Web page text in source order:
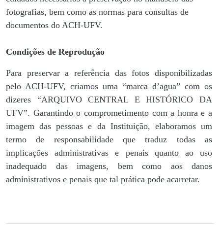
fotografias, bem como as normas para consultas de
documentos do ACH-UFV.
Condições de Reprodução
Para preservar a referência das fotos disponibilizadas
pelo ACH-UFV, criamos uma “marca d’agua” com os
dizeres “ARQUIVO CENTRAL E HISTÓRICO DA
UFV”. Garantindo o comprometimento com a honra e a
imagem das pessoas e da Instituição, elaboramos um
termo de responsabilidade que traduz todas as
implicações administrativas e penais quanto ao uso
inadequado das imagens, bem como aos danos
administrativos e penais que tal prática pode acarretar.